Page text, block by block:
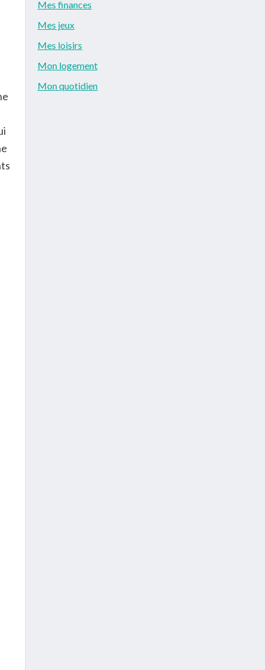
Mes finances
Mes jeux
Mes loisirs
Mon logement
Mon quotidien